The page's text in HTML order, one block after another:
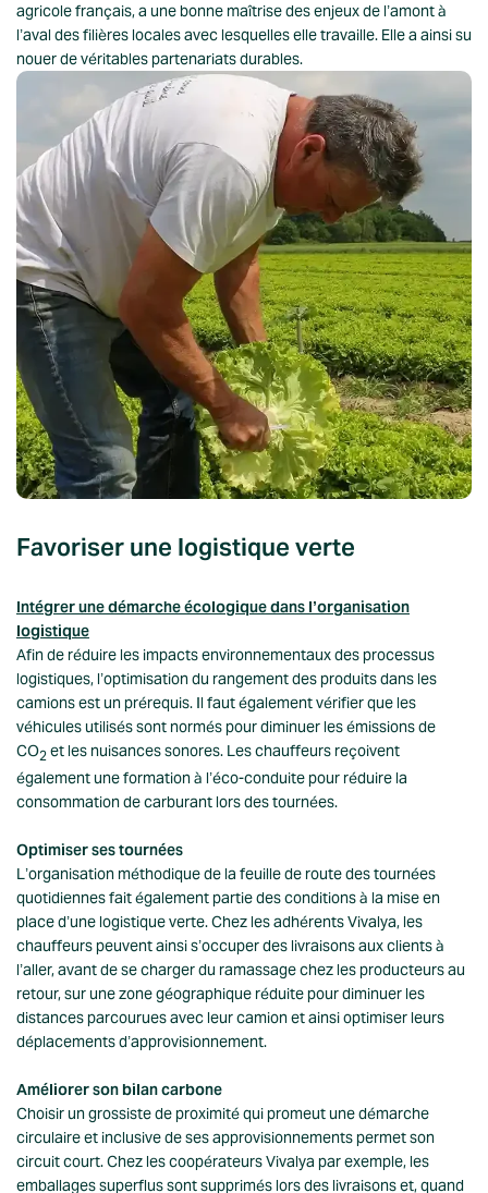
agricole français, a une bonne maîtrise des enjeux de l’amont à
l’aval des filières locales avec lesquelles elle travaille. Elle a ainsi su
nouer de véritables partenariats durables.
Favoriser une logistique verte
Intégrer une démarche écologique dans l’organisation
logistique
Afin de réduire les impacts environnementaux des processus
logistiques, l’optimisation du rangement des produits dans les
camions est un prérequis. Il faut également vérifier que les
véhicules utilisés sont normés pour diminuer les émissions de
CO2 et les nuisances sonores. Les chauffeurs reçoivent
également une formation à l’éco-conduite pour réduire la
consommation de carburant lors des tournées.
Optimiser ses tournées
L’organisation méthodique de la feuille de route des tournées
quotidiennes fait également partie des conditions à la mise en
place d’une logistique verte. Chez les adhérents Vivalya, les
chauffeurs peuvent ainsi s’occuper des livraisons aux clients à
l’aller, avant de se charger du ramassage chez les producteurs au
retour, sur une zone géographique réduite pour diminuer les
distances parcourues avec leur camion et ainsi optimiser leurs
déplacements d’approvisionnement.
Améliorer son bilan carbone
Choisir un grossiste de proximité qui promeut une démarche
circulaire et inclusive de ses approvisionnements permet son
circuit court. Chez les coopérateurs Vivalya par exemple, les
emballages superflus sont supprimés lors des livraisons et, quand